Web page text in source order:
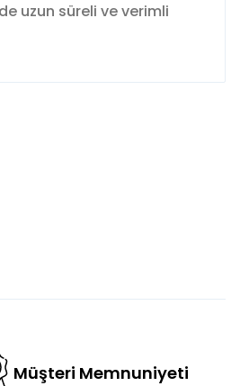
uzun süreli ve verimli
Müşteri Memnuniyeti